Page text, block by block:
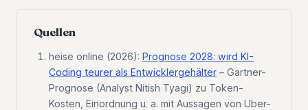
Quellen
heise online (2026): Prognose 2028: wird KI-
Coding teurer als Entwicklergehälter – Gartner-
Prognose (Analyst Nitish Tyagi) zu Token-
Kosten, Einordnung u. a. mit Aussagen von Uber-